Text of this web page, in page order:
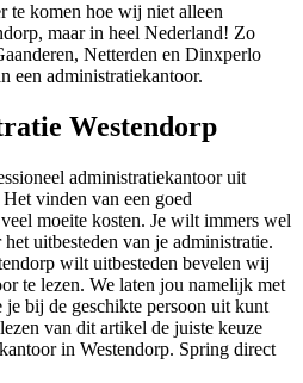
te komen hoe wij niet alleen
maar in heel Nederland! Zo
Netterden en Dinxperlo
een administratiekantoor.
Westendorp
administratiekantoor uit
vinden van een goed
moeite kosten. Je wilt immers wel
uitbesteden van je administratie.
wilt uitbesteden bevelen wij
te lezen. We laten jou namelijk met
je bij de geschikte persoon uit kunt
van dit artikel de juiste keuze
in Westendorp. Spring direct